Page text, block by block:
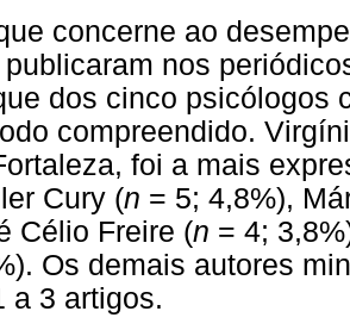
concerne ao
publicaram nos
dos cinco psicólogos
compreendido.
foi a mais
Cury (n = 5; 4,8%),
Célio Freire (n = 4;
Os demais autores
a 3 artigos.